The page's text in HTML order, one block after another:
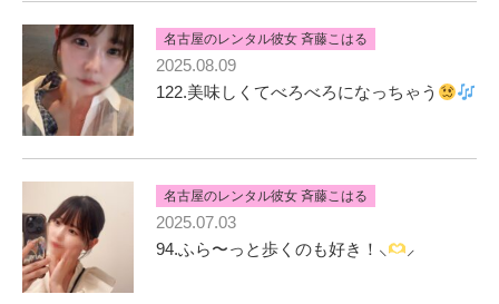
名古屋のレンタル彼女 斉藤こはる
2025.08.09
122.美味しくてべろべろになっちゃう
名古屋のレンタル彼女 斉藤こはる
2025.07.03
94.ふら〜っと歩くのも好き！⸜
⸝‍